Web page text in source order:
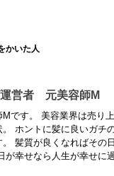
かいた人
営者 元美容師M
Mです。 美容業界は売り
。 ホントに髪に良いガチ
。 髪質が良くなればその
が幸せなら人生が幸せに